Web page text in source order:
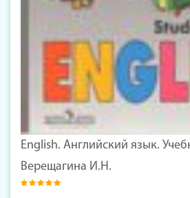
English. Английский язык.
Верещагина И.Н.